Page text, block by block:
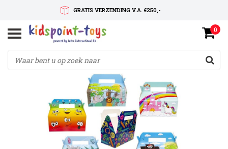
GRATIS VERZENDING V.A. €250,-
SNELLE LEVERTIJD
SERVICE OP MAAT
0